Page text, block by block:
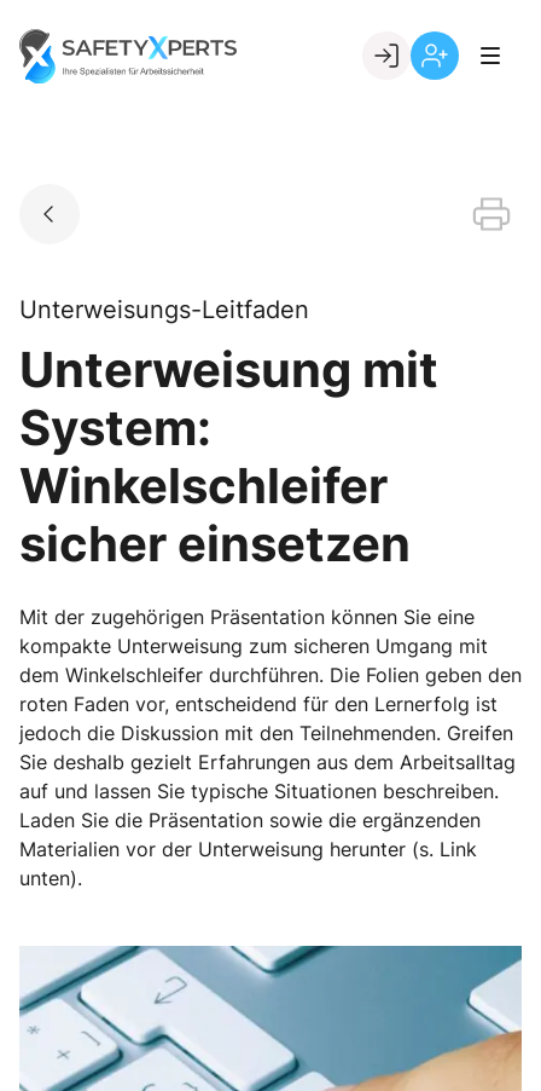
content
Go to landing page.
Unterweisungs-Leitfaden
Unterweisung mit
System:
Winkelschleifer
sicher einsetzen
Mit der zugehörigen Präsentation können Sie eine
kompakte Unterweisung zum sicheren Umgang mit
dem Winkelschleifer durchführen. Die Folien geben den
roten Faden vor, entscheidend für den Lernerfolg ist
jedoch die Diskussion mit den Teilnehmenden. Greifen
Sie deshalb gezielt Erfahrungen aus dem Arbeitsalltag
auf und lassen Sie typische Situationen beschreiben.
Laden Sie die Präsentation sowie die ergänzenden
Materialien vor der Unterweisung herunter (s. Link
unten).